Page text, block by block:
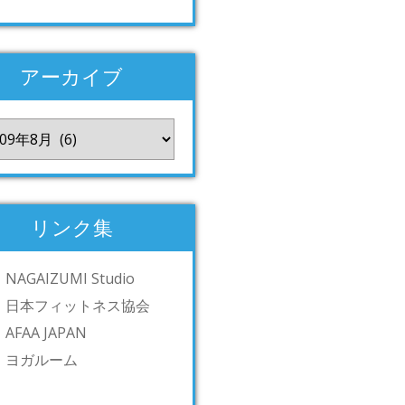
アーカイブ
リンク集
NAGAIZUMI Studio
日本フィットネス協会
AFAA JAPAN
ヨガルーム